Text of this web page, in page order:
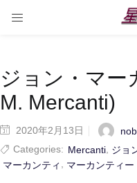
ジョン・マー
M. Mercanti)
2020年2月13日
Categories: Mercanti ジョ
マーカンティ , マーカンティー
Enter your username and
Remember me